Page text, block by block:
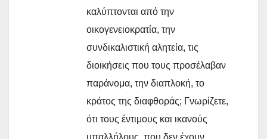
καλύπτονται από την
οικογενειοκρατία, την
συνδικαλιστική αλητεία, τις
διοικήσεις που τους προσέλαβαν
παράνομα, την διαπλοκή, το
κράτος της διαφθοράς; Γνωρίζετε,
ότι τους έντιμους και ικανούς
υπαλλήλους, που δεν έχουν